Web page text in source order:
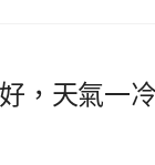
，天氣一